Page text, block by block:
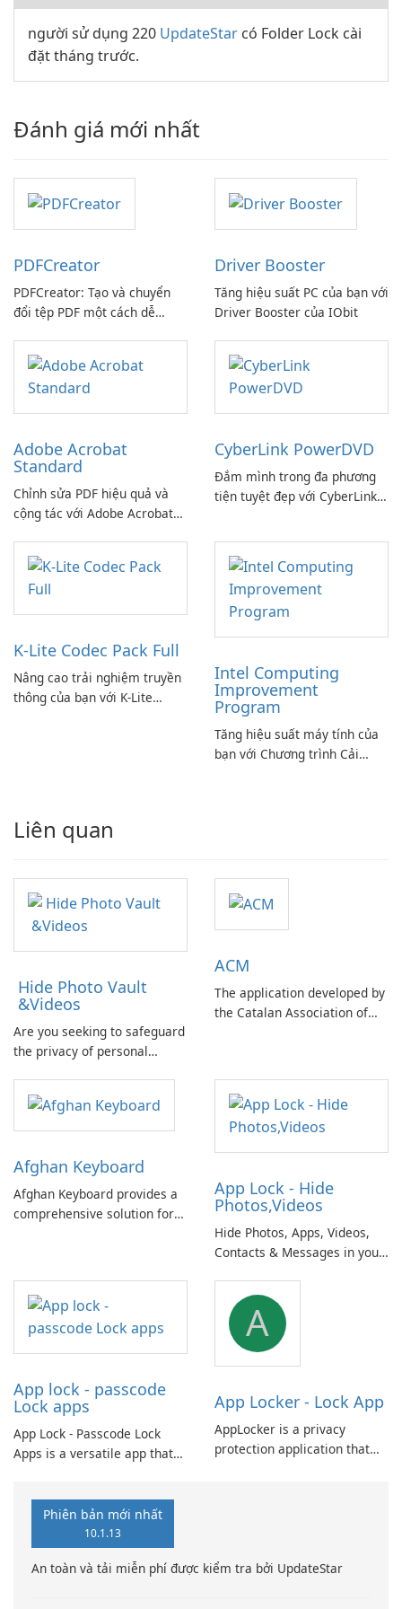
người sử dụng 220 UpdateStar có Folder Lock cài
đặt tháng trước.
Đánh giá mới nhất
PDFCreator
PDFCreator: Tạo và chuyển
đổi tệp PDF một cách dễ
Driver Booster
Tăng hiệu suất PC của bạn với
Driver Booster của IObit
Adobe Acrobat
Standard
Chỉnh sửa PDF hiệu quả và
cộng tác với Adobe Acrobat
CyberLink PowerDVD
Đắm mình trong đa phương
tiện tuyệt đẹp với CyberLink
K-Lite Codec Pack Full
Nâng cao trải nghiệm truyền
thông của bạn với K-Lite
Intel Computing
Improvement
Program
Tăng hiệu suất máy tính của
bạn với Chương trình Cải
Liên quan
Hide Photo Vault
&Videos
Are you seeking to safeguard
the privacy of personal
mobile device? Concerned
about potential data
breaches in case of a lost
private information?
ACM
The application developed by
the Catalan Association of
basic information on Catalan
public administrations.
Afghan Keyboard
Afghan Keyboard provides a
comprehensive solution for
including native numbers and
symbols.
App Lock - Hide
Photos,Videos
Hide Photos, Apps, Videos,
Contacts & Messages in your
comprehensive and secure
solution for protecting your
privacy: photos, videos, apps,
and messages.
App lock - passcode
Lock apps
App Lock - Passcode Lock
Apps is a versatile app that
icons and names, allowing
you to set passwords for
unlocking apps.
A
App Locker - Lock App
AppLocker is a privacy
protection application that
protect your personal
Phiên bản mới nhất
10.1.13
An toàn và tải miễn phí được kiểm tra bởi UpdateStar